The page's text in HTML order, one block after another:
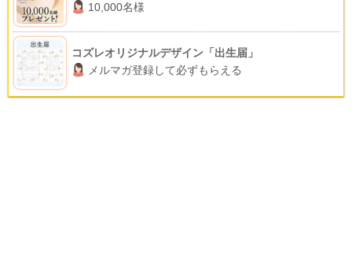
10,000名様
コズレオリジナルデザイン「出生届」
メルマガ登録して必ずもらえる